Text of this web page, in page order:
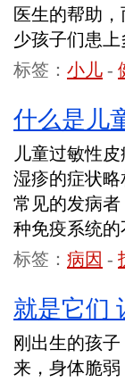
医生的帮助
少孩子们患上
标签： 小儿 -
什么是儿
儿童过敏性
湿疹的症状
常见的发病
种免疫系统的
标签： 病因 -
就是它们
刚出生的孩
来，身体脆